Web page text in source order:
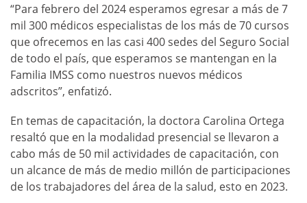
“Para febrero del 2024 esperamos egresar a más de 7
mil 300 médicos especialistas de los más de 70 cursos
que ofrecemos en las casi 400 sedes del Seguro Social
de todo el país, que esperamos se mantengan en la
Familia IMSS como nuestros nuevos médicos
adscritos”, enfatizó.
En temas de capacitación, la doctora Carolina Ortega
resaltó que en la modalidad presencial se llevaron a
cabo más de 50 mil actividades de capacitación, con
un alcance de más de medio millón de participaciones
de los trabajadores del área de la salud, esto en 2023.